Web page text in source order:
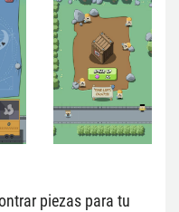
piezas para tu